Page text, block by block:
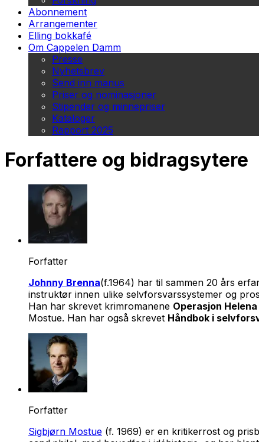
Abonnement
Arrangementer
Elling bokkafé
Om Cappelen Damm
Presse
Nyhetsbrev
Send inn manus
Priser og nominasjoner
Stipender og minnepriser
Kataloger
Rapport 2025
Forfattere og bidragsytere
Forfatter
Johnny Brenna(f.1964) har til sammen 20 års
instruktør innen ulike selvforsvarssystemer og
Han har skrevet krimromanene Operasjon Helena
Mostue. Han har også skrevet Håndbok i
Forfatter
Sigbjørn Mostue (f. 1969) er en kritikerrost og